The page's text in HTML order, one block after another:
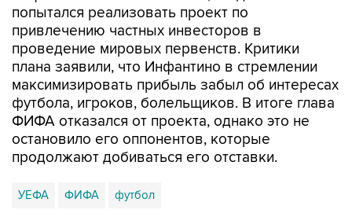
попытался реализовать проект по
привлечению частных инвесторов в
проведение мировых первенств. Критики
плана заявили, что Инфантино в стремлении
максимизировать прибыль забыл об интересах
футбола, игроков, болельщиков. В итоге глава
ФИФА отказался от проекта, однако это не
остановило его оппонентов, которые
продолжают добиваться его отставки.
УЕФА ФИФА футбол